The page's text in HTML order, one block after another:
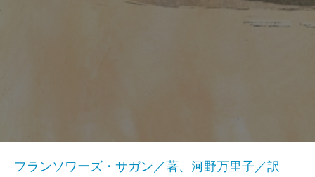
フランソワーズ・サガン／著、河野万里子／訳